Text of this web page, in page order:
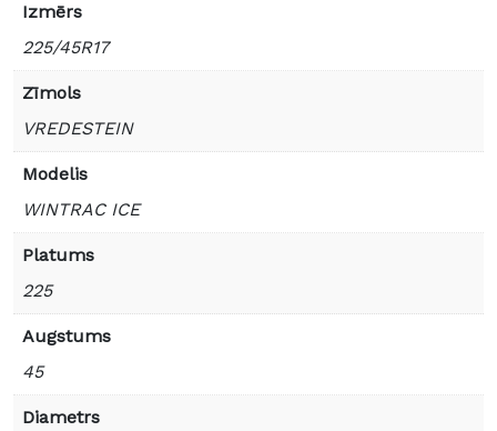
Izmērs
225/45R17
Zīmols
VREDESTEIN
Modelis
WINTRAC ICE
Platums
225
Augstums
45
Diametrs